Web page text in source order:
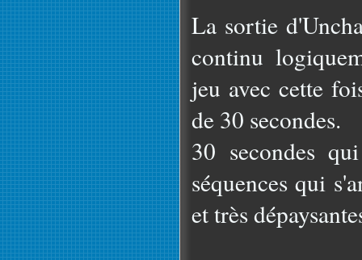
La sortie
continu
jeu avec cette
de 30 secondes.
30 secondes
séquences qui
et très